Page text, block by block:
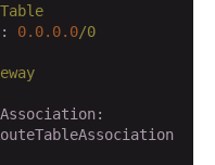
0.0.0.0/0